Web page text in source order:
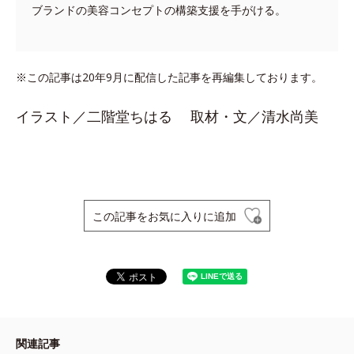
ブランドの美容コンセプトの構築支援を手がける。
※この記事は20年9月に配信した記事を再編集しております。
イラスト／二階堂ちはる 取材・文／清水尚美
この記事をお気に入りに追加
関連記事